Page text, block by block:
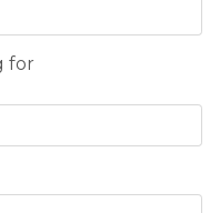
for